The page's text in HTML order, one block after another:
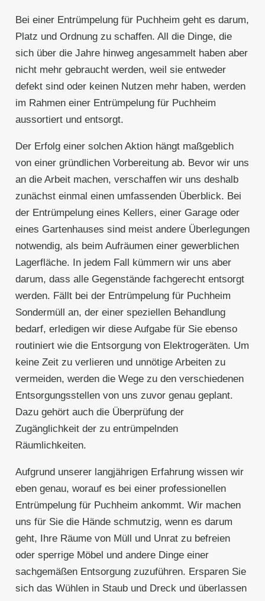
Bei einer Entrümpelung für Puchheim geht es darum,
Platz und Ordnung zu schaffen. All die Dinge, die
sich über die Jahre hinweg angesammelt haben aber
nicht mehr gebraucht werden, weil sie entweder
defekt sind oder keinen Nutzen mehr haben, werden
im Rahmen einer Entrümpelung für Puchheim
aussortiert und entsorgt.
Der Erfolg einer solchen Aktion hängt maßgeblich
von einer gründlichen Vorbereitung ab. Bevor wir uns
an die Arbeit machen, verschaffen wir uns deshalb
zunächst einmal einen umfassenden Überblick. Bei
der Entrümpelung eines Kellers, einer Garage oder
eines Gartenhauses sind meist andere Überlegungen
notwendig, als beim Aufräumen einer gewerblichen
Lagerfläche. In jedem Fall kümmern wir uns aber
darum, dass alle Gegenstände fachgerecht entsorgt
werden. Fällt bei der Entrümpelung für Puchheim
Sondermüll an, der einer speziellen Behandlung
bedarf, erledigen wir diese Aufgabe für Sie ebenso
routiniert wie die Entsorgung von Elektrogeräten. Um
keine Zeit zu verlieren und unnötige Arbeiten zu
vermeiden, werden die Wege zu den verschiedenen
Entsorgungsstellen von uns zuvor genau geplant.
Dazu gehört auch die Überprüfung der
Zugänglichkeit der zu entrümpelnden
Räumlichkeiten.
Aufgrund unserer langjährigen Erfahrung wissen wir
eben genau, worauf es bei einer professionellen
Entrümpelung für Puchheim ankommt. Wir machen
uns für Sie die Hände schmutzig, wenn es darum
geht, Ihre Räume von Müll und Unrat zu befreien
oder sperrige Möbel und andere Dinge einer
sachgemäßen Entsorgung zuzuführen. Ersparen Sie
sich das Wühlen in Staub und Dreck und überlassen